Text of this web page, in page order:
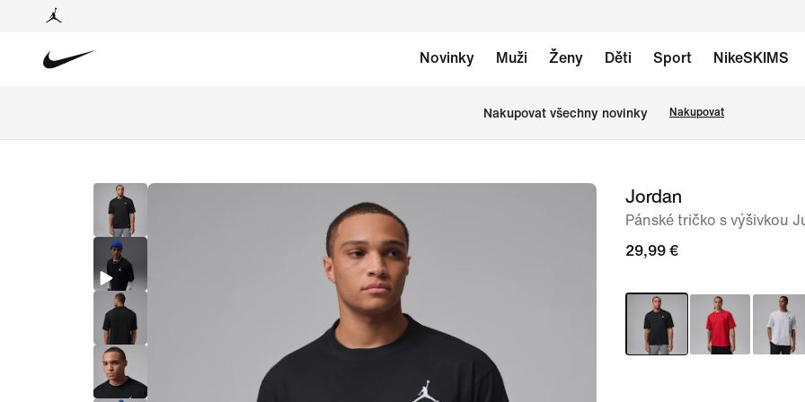
Novinky Muži Ženy Děti Sport NikeSKIMS
Nakupovat všechny novinky Nakupovat
obrázek
Jordan
Pánské tričko s výšivkou
29,99 €